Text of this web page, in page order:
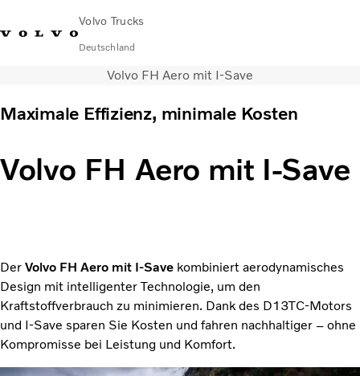
Volvo Trucks
Deutschland
KontaktEinloggen Lkw-KonfiguratorDeutschland
Transportlösungen
Services
Volvo FH Aero mit I-Save
Maximale Effizienz, minimale Kosten
Volvo FH Aero mit I-Save
Der Volvo FH Aero mit I-Save kombiniert aerodynamisches
Design mit intelligenter Technologie, um den
Kraftstoffverbrauch zu minimieren. Dank des D13TC-Motors
und I-Save sparen Sie Kosten und fahren nachhaltiger – ohne
Kompromisse bei Leistung und Komfort.